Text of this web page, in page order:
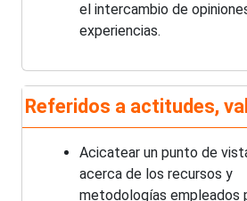
el intercambio de
experiencias.
Referidos a actitudes,
Acicatear un punto de
acerca de los recursos y
metodologías empleados